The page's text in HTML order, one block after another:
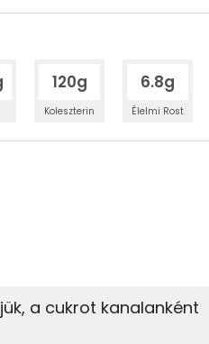
120g
Koleszterin
6.8g
Élelmi Rost
Víz
a cukrot kanalanként